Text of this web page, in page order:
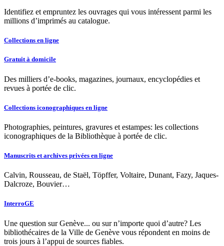
Identifiez et empruntez les ouvrages qui vous intéressent parmi les
millions d’imprimés au catalogue.
Collections en ligne
Gratuit à domicile
Des milliers d’e-books, magazines, journaux, encyclopédies et
revues à portée de clic.
Collections iconographiques en ligne
Photographies, peintures, gravures et estampes: les collections
iconographiques de la Bibliothèque à portée de clic.
Manuscrits et archives privées en ligne
Calvin, Rousseau, de Staël, Töpffer, Voltaire, Dunant, Fazy, Jaques-
Dalcroze, Bouvier…
InterroGE
Une question sur Genève... ou sur n’importe quoi d’autre? Les
bibliothécaires de la Ville de Genève vous répondent en moins de
trois jours à l’appui de sources fiables.